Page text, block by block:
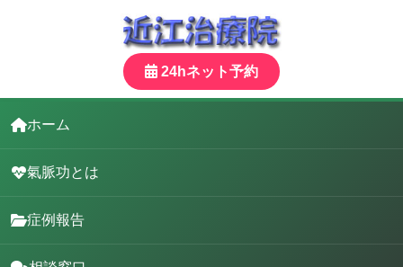
24hネット予約
ホーム
氣脈功とは
症例報告